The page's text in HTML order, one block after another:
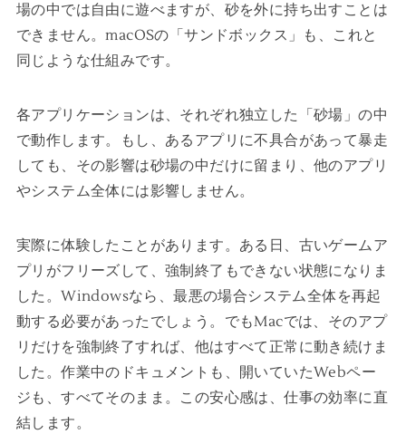
場の中では自由に遊べますが、砂を外に持ち出すことは
できません。macOSの「サンドボックス」も、これと
同じような仕組みです。
各アプリケーションは、それぞれ独立した「砂場」の中
で動作します。もし、あるアプリに不具合があって暴走
しても、その影響は砂場の中だけに留まり、他のアプリ
やシステム全体には影響しません。
実際に体験したことがあります。ある日、古いゲームア
プリがフリーズして、強制終了もできない状態になりま
した。Windowsなら、最悪の場合システム全体を再起
動する必要があったでしょう。でもMacでは、そのアプ
リだけを強制終了すれば、他はすべて正常に動き続けま
した。作業中のドキュメントも、開いていたWebペー
ジも、すべてそのまま。この安心感は、仕事の効率に直
結します。